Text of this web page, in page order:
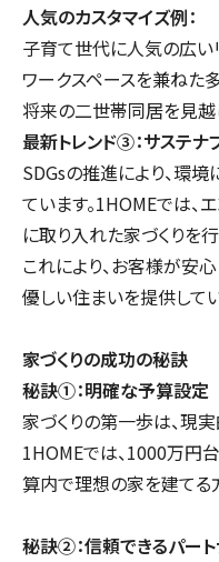
人気のカスタマイズ例：
子育て世代に人気の広い
ワークスペースを兼ねた
将来の二世帯同居を見
最新トレンド③：サステナ
SDGsの推進により、環
ています。1HOMEでは
に取り入れた家づくりを行
これにより、お客様が安
優しい住まいを提供してい
家づくりの成功の秘訣
秘訣①：明確な予算設定
家づくりの第一歩は、現
1HOMEでは、1000万円
算内で理想の家を建てる
秘訣②：信頼できるパー